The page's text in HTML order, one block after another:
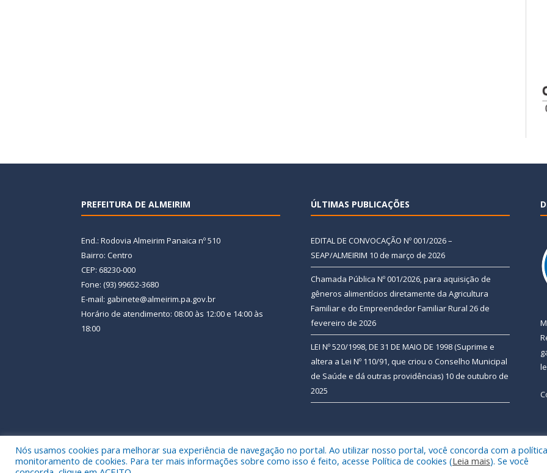
PREFEITURA DE ALMEIRIM
End.: Rodovia Almeirim Panaica nº 510
Bairro: Centro
CEP: 68230-000
Fone: (93) 99652-3680
E-mail: gabinete@almeirim.pa.gov.br
Horário de atendimento: 08:00 às 12:00 e 14:00 às
18:00
ÚLTIMAS PUBLICAÇÕES
EDITAL DE CONVOCAÇÃO Nº 001/2026 –
SEAP/ALMEIRIM 10 de março de 2026
Chamada Pública Nº 001/2026, para aquisição de
gêneros alimentícios diretamente da Agricultura
Familiar e do Empreendedor Familiar Rural 26 de
fevereiro de 2026
LEI Nº 520/1998, DE 31 DE MAIO DE 1998 (Suprime e
altera a Lei Nº 110/91, que criou o Conselho Municipal
de Saúde e dá outras providências) 10 de outubro de
2025
Todos os direitos reservados a Prefeitura Municipal de Almeirim. Mapa do Site
Nós usamos cookies para melhorar sua experiência de navegação no portal. Ao utilizar nosso portal, você concorda com a
monitoramento de cookies. Para ter mais informações sobre como isso é feito, acesse Política de cookies (Leia mais). Se você